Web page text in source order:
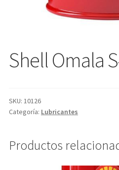
Shell Omala
SKU: 10126
Categoría: Lubricantes
Productos